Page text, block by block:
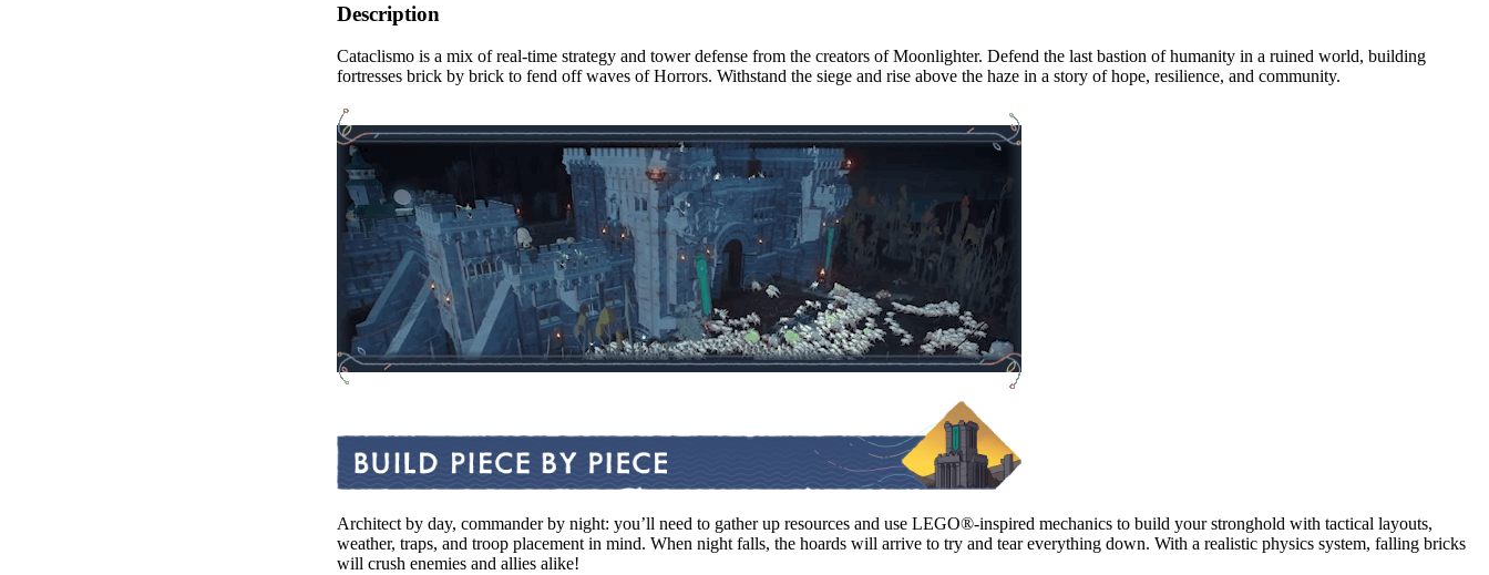
Description
Cataclismo is a mix of real-time strategy and tower defense from the creators of Moonlighter. Defend the last bastion of humanity in a ruined world, building
fortresses brick by brick to fend off waves of Horrors. Withstand the siege and rise above the haze in a story of hope, resilience, and community.
Architect by day, commander by night: you’ll need to gather up resources and use LEGO®-inspired mechanics to build your stronghold with tactical layouts,
weather, traps, and troop placement in mind. When night falls, the hoards will arrive to try and tear everything down. With a realistic physics system, falling bricks
will crush enemies and allies alike!